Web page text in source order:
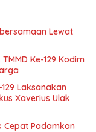
Lewat
Ke-129 Kodim
Laksanakan
Xaverius Ulak
Cepat Padamkan